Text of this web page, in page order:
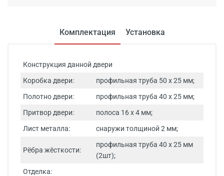
Комплектация Установка
Конструкция данной двери
Коробка двери:
профильная труба 50 х 25 мм;
Полотно двери:
профильная труба 40 х 25 мм;
Притвор двери:
полоса 16 х 4 мм;
Лист металла:
снаружи толщиной 2 мм;
Рёбра жёсткости:
профильная труба 40 х 25 мм
(2шт);
Отделка: